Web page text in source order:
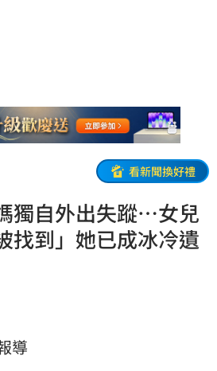
看新聞換好禮
獨自外出失蹤…女兒
找到」她已成冰冷遺
導